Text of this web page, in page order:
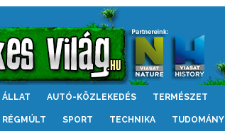
ÁLLAT AUTÓ-KÖZLEKEDÉS TERMÉSZET
RÉGMÚLT SPORT TECHNIKA TUDOMÁNY